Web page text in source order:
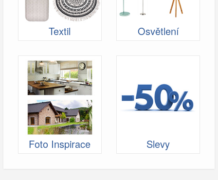
Textil Osvětlení
Foto Inspirace Slevy